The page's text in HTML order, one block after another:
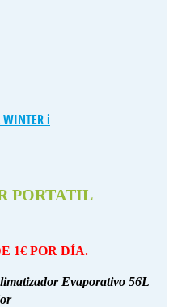
WINTER i
PORTATIL
1€ POR DÍA.
Evaporativo 56L